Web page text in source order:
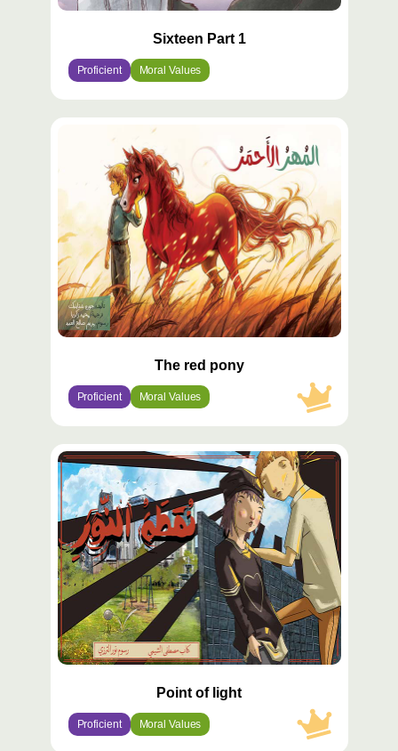
Sixteen Part 1
Proficient Moral Values
The red pony
Proficient Moral Values
محتوى
مميّز
Point of light
Proficient Moral Values